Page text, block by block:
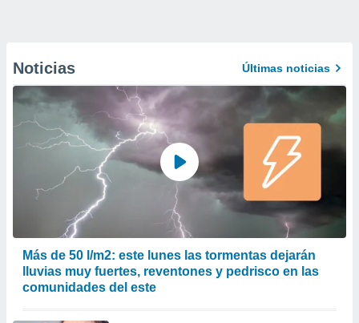
Noticias Últimas noticias
Más de 50 l/m2: este lunes las tormentas dejarán
lluvias muy fuertes, reventones y pedrisco en las
comunidades del este